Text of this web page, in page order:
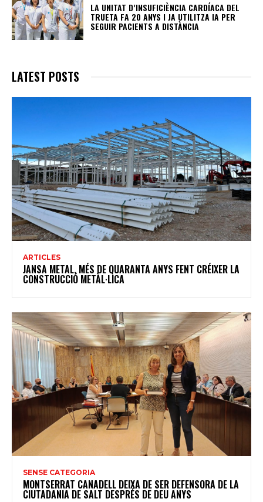
LA UNITAT D’INSUFICIÈNCIA CARDÍACA DEL
TRUETA FA 20 ANYS I JA UTILITZA IA PER
SEGUIR PACIENTS A DISTÀNCIA
LATEST POSTS
ARTICLES
JANSA METAL, MÉS DE QUARANTA ANYS FENT CRÉIXER LA
CONSTRUCCIÓ METÀL·LICA
SENSE CATEGORIA
MONTSERRAT CANADELL DEIXA DE SER DEFENSORA DE LA
CIUTADANIA DE SALT DESPRÉS DE DEU ANYS